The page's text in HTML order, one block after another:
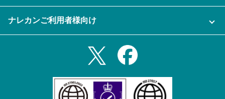
資料をダウンロードする
メール自動転送機能
セミナー一覧
プライバシーポリシー
Androidタブレットアプリ
ナレカンご利用者様向け